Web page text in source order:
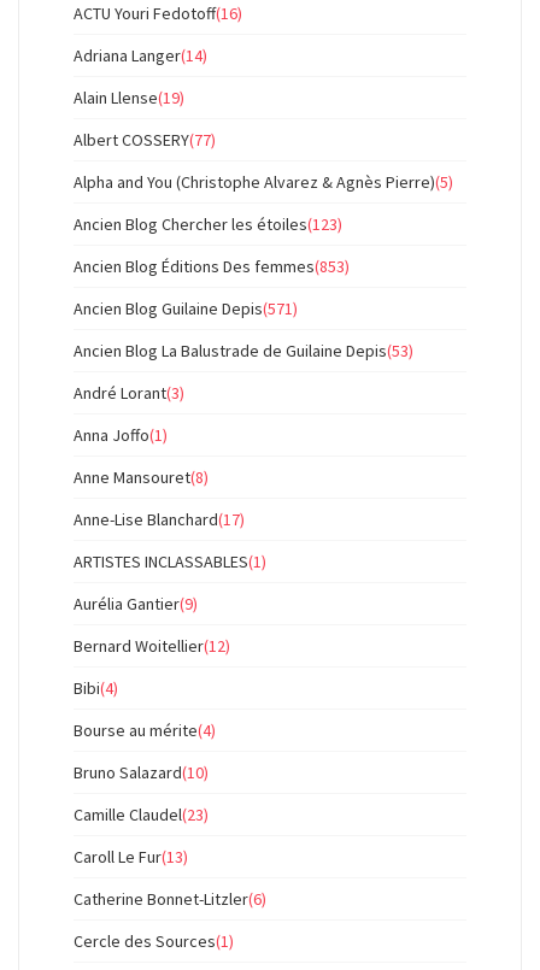
ACTU Youri Fedotoff(16)
Adriana Langer(14)
Alain Llense(19)
Albert COSSERY(77)
Alpha and You (Christophe Alvarez & Agnès Pierre)(5)
Ancien Blog Chercher les étoiles(123)
Ancien Blog Éditions Des femmes(853)
Ancien Blog Guilaine Depis(571)
Ancien Blog La Balustrade de Guilaine Depis(53)
André Lorant(3)
Anna Joffo(1)
Anne Mansouret(8)
Anne-Lise Blanchard(17)
ARTISTES INCLASSABLES(1)
Aurélia Gantier(9)
Bernard Woitellier(12)
Bibi(4)
Bourse au mérite(4)
Bruno Salazard(10)
Camille Claudel(23)
Caroll Le Fur(13)
Catherine Bonnet-Litzler(6)
Cercle des Sources(1)